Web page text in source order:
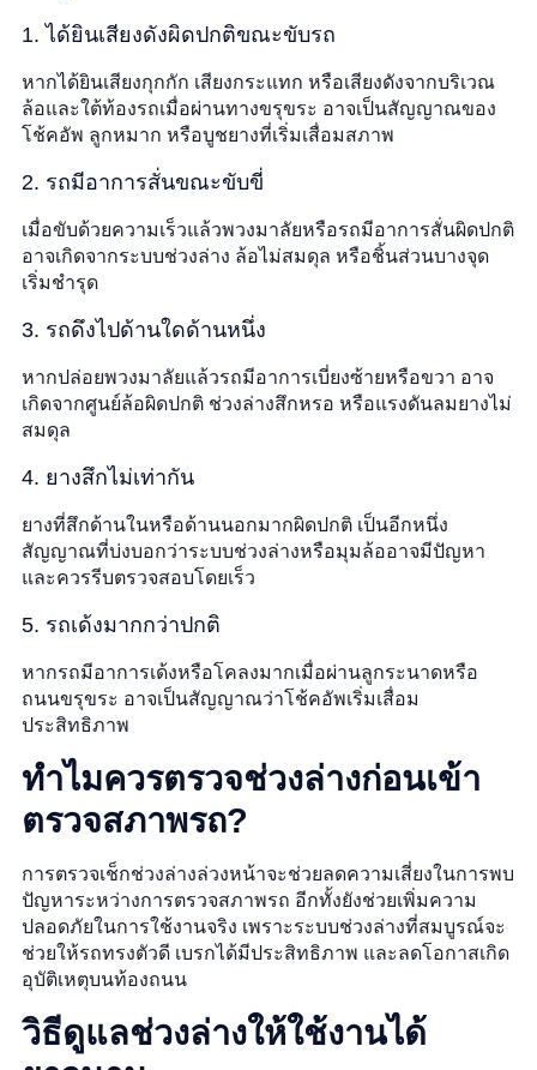
1. ได้ยินเสียงดังผิดปกติขณะขับรถ
หากได้ยินเสียงกุกกัก เสียงกระแทก หรือเสียงดังจากบริเวณ
ล้อและใต้ท้องรถเมื่อผ่านทางขรุขระ อาจเป็นสัญญาณของ
โช้คอัพ ลูกหมาก หรือบูชยางที่เริ่มเสื่อมสภาพ
2. รถมีอาการสั่นขณะขับขี่
เมื่อขับด้วยความเร็วแล้วพวงมาลัยหรือรถมีอาการสั่นผิดปกติ
อาจเกิดจากระบบช่วงล่าง ล้อไม่สมดุล หรือชิ้นส่วนบางจุด
เริ่มชำรุด
3. รถดึงไปด้านใดด้านหนึ่ง
หากปล่อยพวงมาลัยแล้วรถมีอาการเบี่ยงซ้ายหรือขวา อาจ
เกิดจากศูนย์ล้อผิดปกติ ช่วงล่างสึกหรอ หรือแรงดันลมยางไม่
สมดุล
4. ยางสึกไม่เท่ากัน
ยางที่สึกด้านในหรือด้านนอกมากผิดปกติ เป็นอีกหนึ่ง
สัญญาณที่บ่งบอกว่าระบบช่วงล่างหรือมุมล้ออาจมีปัญหา
และควรรีบตรวจสอบโดยเร็ว
5. รถเด้งมากกว่าปกติ
หากรถมีอาการเด้งหรือโคลงมากเมื่อผ่านลูกระนาดหรือ
ถนนขรุขระ อาจเป็นสัญญาณว่าโช้คอัพเริ่มเสื่อม
ประสิทธิภาพ
ทำไมควรตรวจช่วงล่างก่อนเข้า
ตรวจสภาพรถ?
การตรวจเช็กช่วงล่างล่วงหน้าจะช่วยลดความเสี่ยงในการพบ
ปัญหาระหว่างการตรวจสภาพรถ อีกทั้งยังช่วยเพิ่มความ
ปลอดภัยในการใช้งานจริง เพราะระบบช่วงล่างที่สมบูรณ์จะ
ช่วยให้รถทรงตัวดี เบรกได้มีประสิทธิภาพ และลดโอกาสเกิด
อุบัติเหตุบนท้องถนน
วิธีดูแลช่วงล่างให้ใช้งานได้